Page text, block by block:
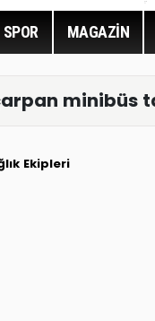
SPOR MAGAZİN
minibüs
Ekipleri